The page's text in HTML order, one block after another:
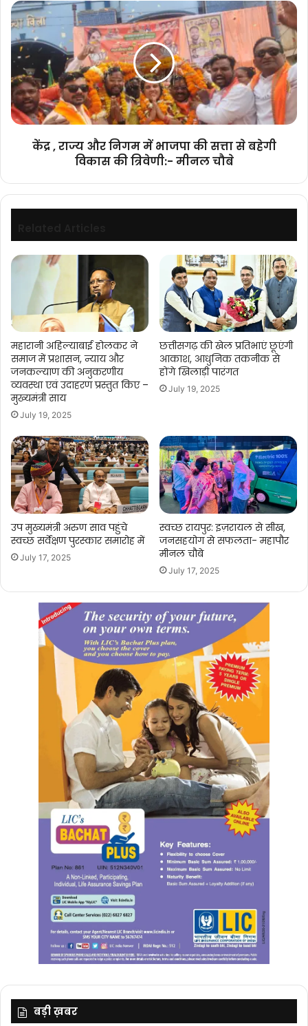
महाराज
के
‘प्रथम
समाधि
स्मृति
महोत्सव’
और
1008
सिद्धचक्र
महायज्ञ
केंद्र
,
राज्य
और
निगम
में
भाजपा
की
सत्ता
त्रिवेणी:-
मीनल
केंद्र , राज्य और निगम में भाजपा की सत्ता से बहेगी
विकास की त्रिवेणी:- मीनल चौबे
महारानी अहिल्याबाई होलकर ने
समाज में प्रशासन, न्याय और
जनकल्याण की अनुकरणीय
व्यवस्था एवं उदाहरण प्रस्तुत किए –
मुख्यमंत्री साय
July 19, 2025
छत्तीसगढ़ की खेल प्रतिभाएं छूएंगी
आकाश, आधुनिक तकनीक से
होंगे खिलाड़ी पारंगत
July 19, 2025
उप मुख्यमंत्री अरुण साव पहुंचे
स्वच्छ सर्वेक्षण पुरस्कार समारोह में
July 17, 2025
स्वच्छ रायपुर: इज़रायल से सीख,
जनसहयोग से सफलता- महापौर
मीनल चौबे
July 17, 2025
बड़ी ख़बर